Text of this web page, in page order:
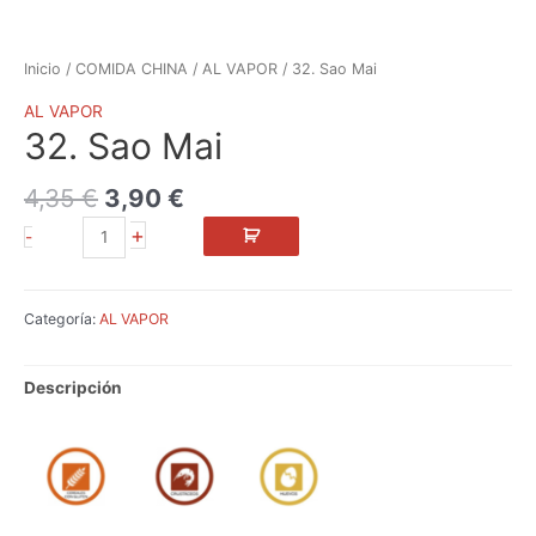
Inicio / COMIDA CHINA / AL VAPOR / 32. Sao Mai
AL VAPOR
32. Sao Mai
4,35€ 3,90 €
- +
Categoría: AL VAPOR
Descripción